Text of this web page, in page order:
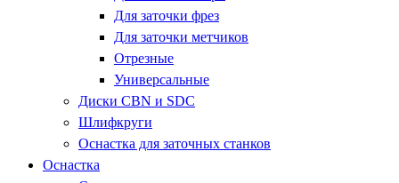
Для заточки фрез
Для заточки метчиков
Отрезные
Универсальные
Диски CBN и SDC
Шлифкруги
Оснастка для заточных станков
Оснастка